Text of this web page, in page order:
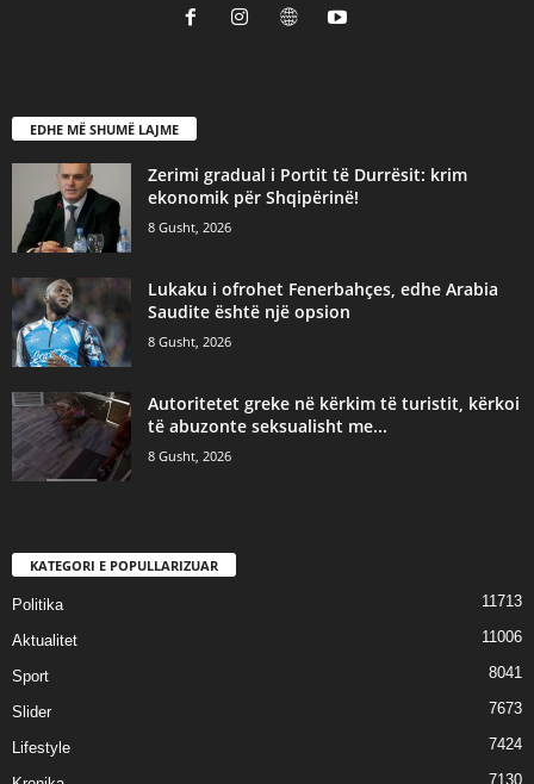
EDHE MË SHUMË LAJME
Zerimi gradual i Portit të Durrësit: krim
ekonomik për Shqipërinë!
8 Gusht, 2026
Lukaku i ofrohet Fenerbahçes, edhe Arabia
Saudite është një opsion
8 Gusht, 2026
Autoritetet greke në kërkim të turistit, kërkoi
të abuzonte seksualisht me...
8 Gusht, 2026
KATEGORI E POPULLARIZUAR
Politika 11713
Aktualitet 11006
Sport 8041
Slider 7673
Lifestyle 7424
7130